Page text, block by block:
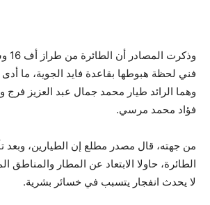
فني لحظة هبوطها بقاعدة فايد الجوية، ما
وهما الرائد طيار محمد جمال عبد العزيز فرج
فؤاد محمد مرسي.
من جهته، قال مصدر مطلع إن الطيارين،
الطائرة، حاولا الابتعاد عن المطار والمناطق
لا يحدث انفجار يتسبب في خسائر بشرية.